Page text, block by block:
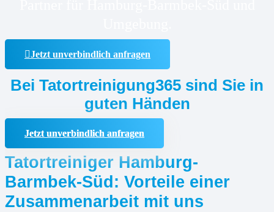
Jetzt unverbindlich anfragen
Bei Tatortreinigung365 sind Sie in
guten Händen
Jetzt unverbindlich anfragen
Tatortreiniger Hamburg-
Barmbek-Süd: Vorteile einer
Zusammenarbeit mit uns